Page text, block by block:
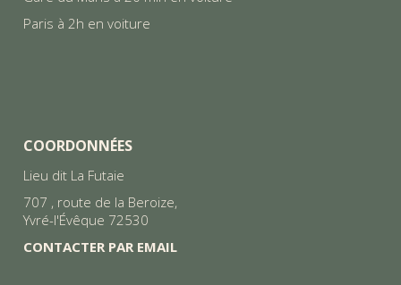
Paris à 2h en voiture
COORDONNÉES
Lieu dit La Futaie
707 , route de la Beroize,
Yvré-l'Évêque 72530
CONTACTER PAR EMAIL